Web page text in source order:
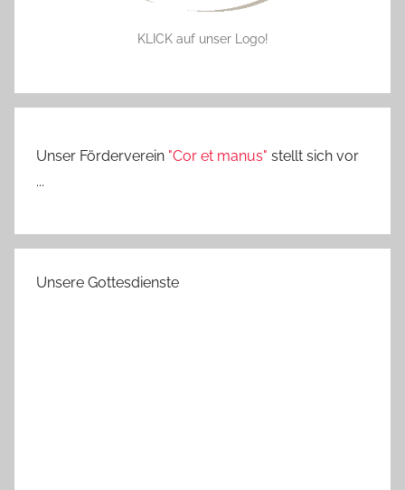
KLICK auf unser Logo!
Unser Förderverein "Cor et manus" stellt sich vor
...
Unsere Gottesdienste